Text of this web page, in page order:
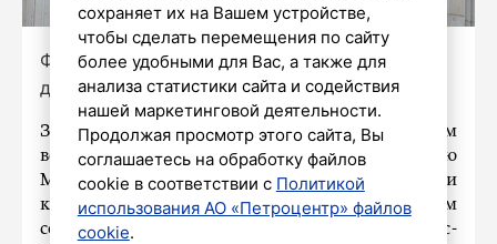
Фото: Роман Пименов / «Петербургский
дневник»
Заместителю командующего Ленинградским
военным округом (ЛВО) Валерию
Муминджанову, обвиняемому в получении
крупной взятки, продлилиарест. Об этом
сообщает «РИА Новости» со ссылкой на пресс-
сохраняет их на Вашем устройстве,
чтобы сделать перемещения по сайту
более удобными для Вас, а также для
анализа статистики сайта и содействия
нашей маркетинговой деятельности.
Продолжая просмотр этого сайта, Вы
соглашаетесь на обработку файлов
cookie в соответствии с Политикой
использования АО «Петроцентр» файлов
cookie.